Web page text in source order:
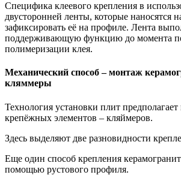
Специфика клеевого крепления в
двусторонней ленты, которые наносятся
зафиксировать её на профиле. Лента
поддерживающую функцию до момента
полимеризации клея.
Механический способ – монтаж
кляммеры
Технология установки плит предполагает
крепёжных элементов – кляймеров.
Здесь выделяют две разновидности
Еще один способ крепления
помощью рустового профиля.